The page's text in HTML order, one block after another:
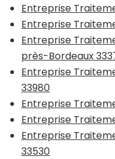
Entreprise
Entreprise
Entreprise
près-Bordeaux
Entreprise
33980
Entreprise
Entreprise
Entreprise
33530